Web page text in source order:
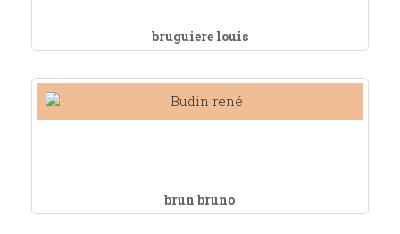
bruguiere louis
brun bruno